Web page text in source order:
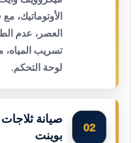
العصر، عدم
تسريب المياه،
لوحة التحكم.
02
صيانة
بوينت